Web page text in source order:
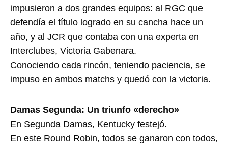
impusieron a dos grandes equipos: al RGC que
defendía el título logrado en su cancha hace un
año, y al JCR que contaba con una experta en
Interclubes, Victoria Gabenara.
Conociendo cada rincón, teniendo paciencia, se
impuso en ambos matchs y quedó con la victoria.
Damas Segunda: Un triunfo «derecho»
En Segunda Damas, Kentucky festejó.
En este Round Robin, todos se ganaron con todos,